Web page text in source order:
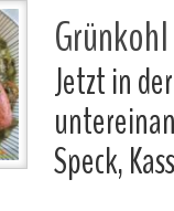
Jetzt in
Speck,